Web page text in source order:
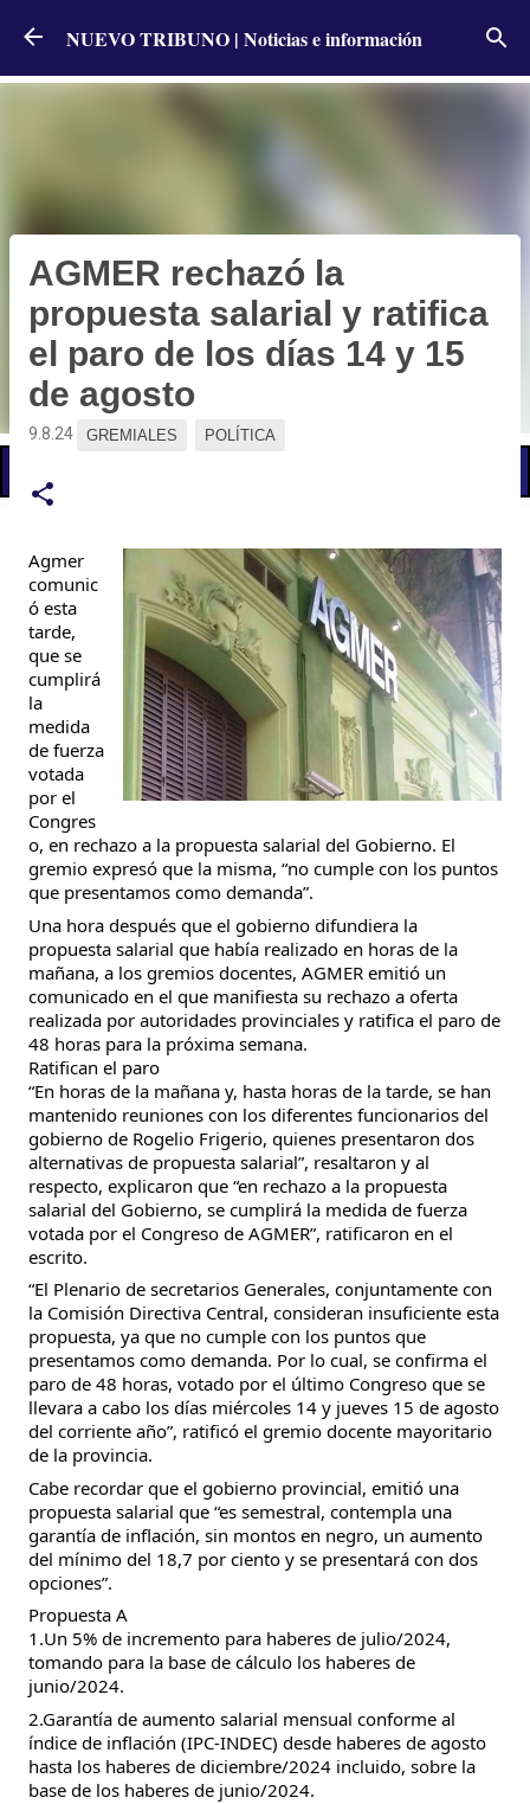
Ir al contenido principal
NUEVO TRIBUNO | Noticias e información
AGMER rechazó la
propuesta salarial y ratifica
el paro de los días 14 y 15
de agosto
9.8.24 GREMIALES POLÍTICA
Agmer
comunic
ó esta
tarde,
que se
cumplirá
la
medida
de fuerza
votada
por el
Congres
o, en rechazo a la propuesta salarial del Gobierno. El
gremio expresó que la misma, “no cumple con los puntos
que presentamos como demanda”.
Una hora después que el gobierno difundiera la
propuesta salarial que había realizado en horas de la
mañana, a los gremios docentes, AGMER emitió un
comunicado en el que manifiesta su rechazo a oferta
realizada por autoridades provinciales y ratifica el paro de
48 horas para la próxima semana.
Ratifican el paro
“En horas de la mañana y, hasta horas de la tarde, se han
mantenido reuniones con los diferentes funcionarios del
gobierno de Rogelio Frigerio, quienes presentaron dos
alternativas de propuesta salarial”, resaltaron y al
respecto, explicaron que “en rechazo a la propuesta
salarial del Gobierno, se cumplirá la medida de fuerza
votada por el Congreso de AGMER”, ratificaron en el
escrito.
“El Plenario de secretarios Generales, conjuntamente con
la Comisión Directiva Central, consideran insuficiente esta
propuesta, ya que no cumple con los puntos que
presentamos como demanda. Por lo cual, se confirma el
paro de 48 horas, votado por el último Congreso que se
llevara a cabo los días miércoles 14 y jueves 15 de agosto
del corriente año”, ratificó el gremio docente mayoritario
de la provincia.
Cabe recordar que el gobierno provincial, emitió una
propuesta salarial que “es semestral, contempla una
garantía de inflación, sin montos en negro, un aumento
del mínimo del 18,7 por ciento y se presentará con dos
opciones”.
Propuesta A
1.Un 5% de incremento para haberes de julio/2024,
tomando para la base de cálculo los haberes de
junio/2024.
2.Garantía de aumento salarial mensual conforme al
índice de inflación (IPC-INDEC) desde haberes de agosto
hasta los haberes de diciembre/2024 incluido, sobre la
base de los haberes de junio/2024.